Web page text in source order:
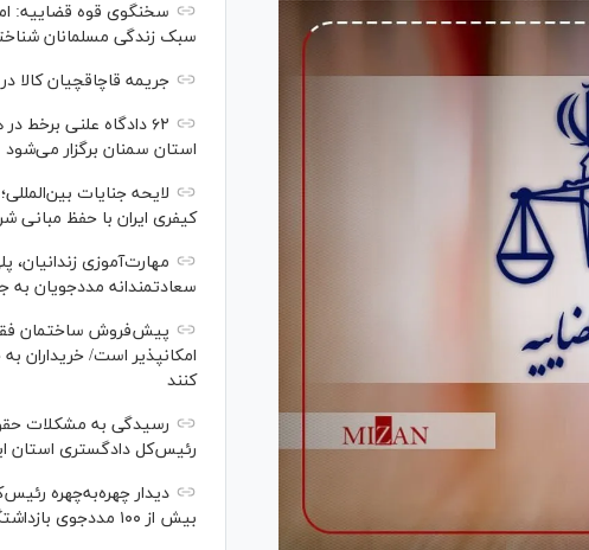
سخنگوی قوه قضاییه:
سبک زندگی مسلمانان
جریمه قاچاقچیان کالا
۶۲ دادگاه علنی برخط
استان سمنان برگزار می‌شود
لایحه جنایات
کیفری ایران با حفظ
مهارت‌آموزی زندانیان،
سعادتمندانه مددجویان به
پیش‌فروش ساختمان
امکانپذیر است/ خریداران
کنند
رسیدگی به مشکلات
رئیس‌کل دادگستری استان
دیدار چهره‌به‌چهره
بیش از ۱۰۰ مددجوی بازداشتگاه رشت